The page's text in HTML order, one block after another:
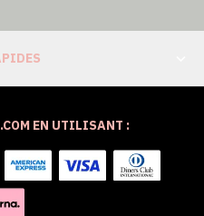
EN UTILISANT :